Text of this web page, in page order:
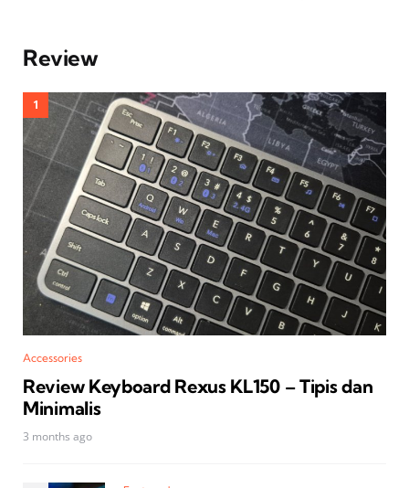
Review
Accessories
Review Keyboard Rexus KL150 – Tipis dan
Minimalis
3 months ago